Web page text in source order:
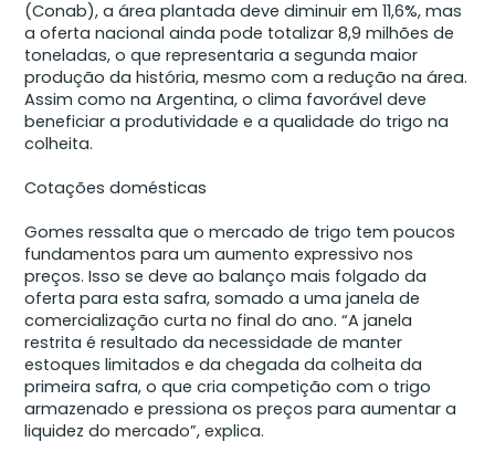
(Conab), a área plantada deve diminuir em 11,6%, mas
a oferta nacional ainda pode totalizar 8,9 milhões de
toneladas, o que representaria a segunda maior
produção da história, mesmo com a redução na área.
Assim como na Argentina, o clima favorável deve
beneficiar a produtividade e a qualidade do trigo na
colheita.
Cotações domésticas
Gomes ressalta que o mercado de trigo tem poucos
fundamentos para um aumento expressivo nos
preços. Isso se deve ao balanço mais folgado da
oferta para esta safra, somado a uma janela de
comercialização curta no final do ano. “A janela
restrita é resultado da necessidade de manter
estoques limitados e da chegada da colheita da
primeira safra, o que cria competição com o trigo
armazenado e pressiona os preços para aumentar a
liquidez do mercado”, explica.